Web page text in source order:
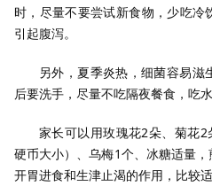
时，尽量不要尝试新食物，少吃
引起腹泻。
另外，夏季炎热，细菌容易滋
后要洗手，尽量不吃隔夜餐食，吃
家长可以用玫瑰花2朵、菊花
硬币大小）、乌梅1个、冰糖适量，
开胃进食和生津止渴的作用，比较适